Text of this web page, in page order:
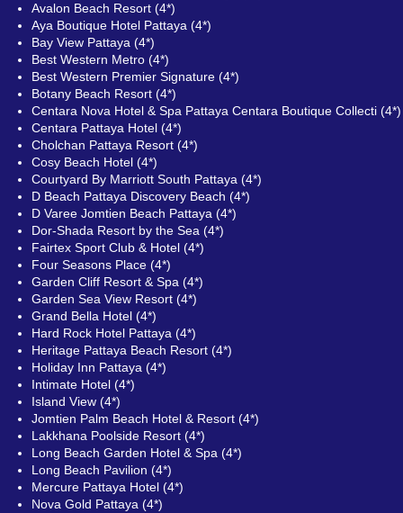
Avalon Beach Resort (4*)
Aya Boutique Hotel Pattaya (4*)
Bay View Pattaya (4*)
Best Western Metro (4*)
Best Western Premier Signature (4*)
Botany Beach Resort (4*)
Centara Nova Hotel & Spa Pattaya Centara Boutique Collecti (4*)
Centara Pattaya Hotel (4*)
Cholchan Pattaya Resort (4*)
Cosy Beach Hotel (4*)
Courtyard By Marriott South Pattaya (4*)
D Beach Pattaya Discovery Beach (4*)
D Varee Jomtien Beach Pattaya (4*)
Dor-Shada Resort by the Sea (4*)
Fairtex Sport Club & Hotel (4*)
Four Seasons Place (4*)
Garden Cliff Resort & Spa (4*)
Garden Sea View Resort (4*)
Grand Bella Hotel (4*)
Hard Rock Hotel Pattaya (4*)
Heritage Pattaya Beach Resort (4*)
Holiday Inn Pattaya (4*)
Intimate Hotel (4*)
Island View (4*)
Jomtien Palm Beach Hotel & Resort (4*)
Lakkhana Poolside Resort (4*)
Long Beach Garden Hotel & Spa (4*)
Long Beach Pavilion (4*)
Mercure Pattaya Hotel (4*)
Nova Gold Pattaya (4*)